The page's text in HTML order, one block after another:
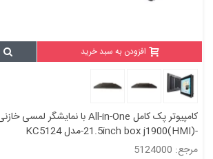
افزودن به سبد خرید
-21.5inch box j1900(HMI)-مدل KC5124
مرجع: 5124000